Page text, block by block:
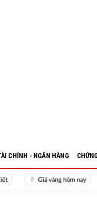
Giá vàng hôm nay
CHÍNH - NGÂN HÀNG